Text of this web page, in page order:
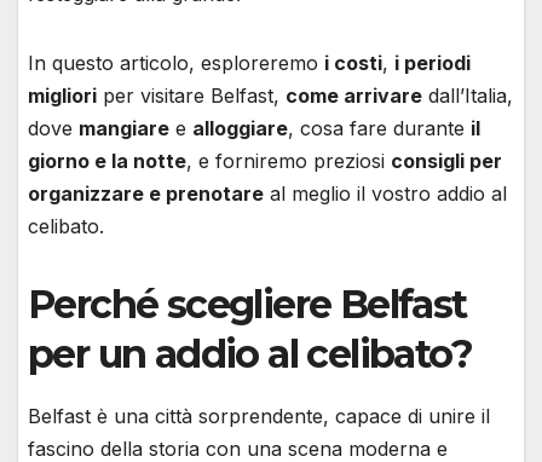
In questo articolo, esploreremo i costi, i periodi
migliori per visitare Belfast, come arrivare dall’Italia,
dove mangiare e alloggiare, cosa fare durante il
giorno e la notte, e forniremo preziosi consigli per
organizzare e prenotare al meglio il vostro addio al
celibato.
Perché scegliere Belfast
per un addio al celibato?
Belfast è una città sorprendente, capace di unire il
fascino della storia con una scena moderna e